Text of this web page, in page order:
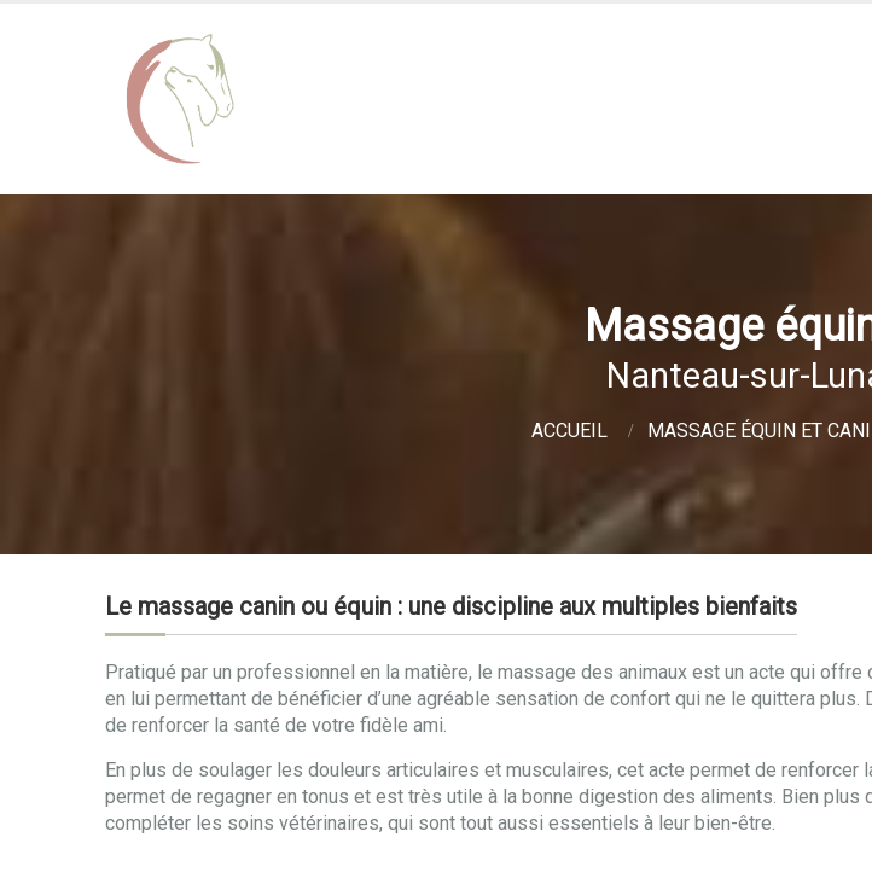
Massage
Nanteau-sur-
ACCUEIL MASSAGE ÉQUIN ET
Le massage canin ou équin : une discipline aux multiples bienfaits
Pratiqué par un professionnel en la matière, le massage des animaux est un acte qui
en lui permettant de bénéficier d’une agréable sensation de confort qui ne le quittera
de renforcer la santé de votre fidèle ami.
En plus de soulager les douleurs articulaires et musculaires, cet acte permet de
permet de regagner en tonus et est très utile à la bonne digestion des aliments. Bien plus
compléter les soins vétérinaires, qui sont tout aussi essentiels à leur bien-être.